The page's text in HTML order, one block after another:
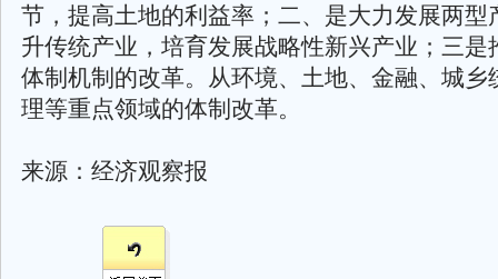
节，提高土地的利益率；二、是大力发展两型
升传统产业，培育发展战略性新兴产业；三是
体制机制的改革。从环境、土地、金融、城乡
理等重点领域的体制改革。
来源：经济观察报